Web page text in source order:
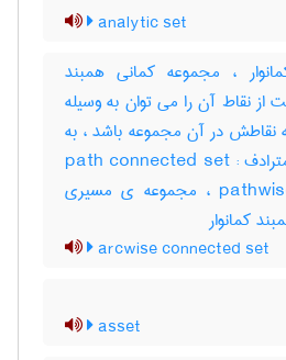
analytic set
، مجموعه کمانی همبند
نقاط آن را می توان به وسیله
در آن مجموعه باشد ، به
هم وصل کرد کلمات مترادف : path connected set
pathwise connected set ، مجموعه ی مسیری
کمانوار
arcwise connected set
asset